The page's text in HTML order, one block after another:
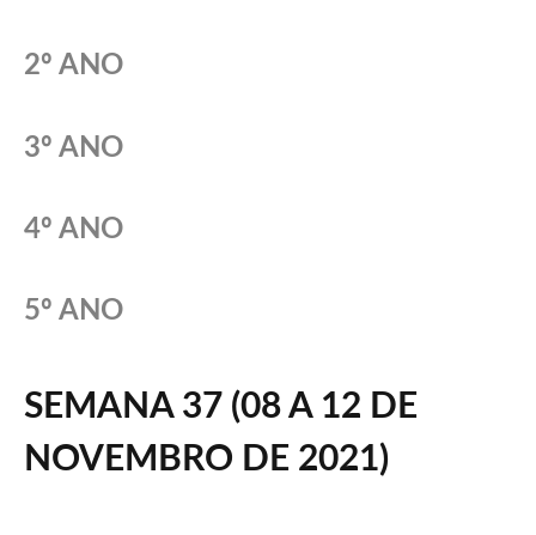
2º ANO
3º ANO
4º ANO
5º ANO
SEMANA 37 (08 A 12 DE
NOVEMBRO DE 2021)